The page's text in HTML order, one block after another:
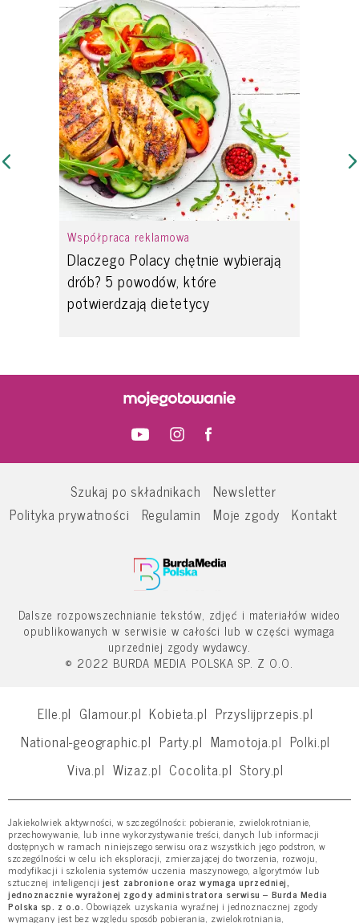
Współpraca reklamowa
Dlaczego Polacy chętnie wybierają
drób? 5 powodów, które
potwierdzają dietetycy
Szukaj po składnikach
Newsletter
Polityka prywatności
Regulamin Moje zgody Kontakt
Dalsze rozpowszechnianie tekstów, zdjęć i materiałów wideo
opublikowanych w serwisie w całości lub w części wymaga
uprzedniej zgody wydawcy.
© 2022 BURDA MEDIA POLSKA SP. Z O.O.
Elle.pl Glamour.pl Kobieta.pl Przyslijprzepis.pl
National-geographic.pl Party.pl Mamotoja.pl Polki.pl
Viva.pl Wizaz.pl Cocolita.pl Story.pl
Jakiekolwiek aktywności, w szczególności: pobieranie, zwielokrotnianie,
przechowywanie, lub inne wykorzystywanie treści, danych lub informacji
dostępnych w ramach niniejszego serwisu oraz wszystkich jego podstron, w
szczególności w celu ich eksploracji, zmierzającej do tworzenia, rozwoju,
modyfikacji i szkolenia systemów uczenia maszynowego, algorytmów lub
sztucznej inteligencji jest zabronione oraz wymaga uprzedniej,
jednoznacznie wyrażonej zgody administratora serwisu – Burda Media
Polska sp. z o.o. Obowiązek uzyskania wyraźnej i jednoznacznej zgody
wymagany jest bez względu sposób pobierania, zwielokrotniania,